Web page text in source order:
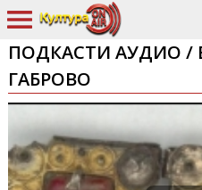
ПОДКАСТИ АУДИО /
ГАБРОВО